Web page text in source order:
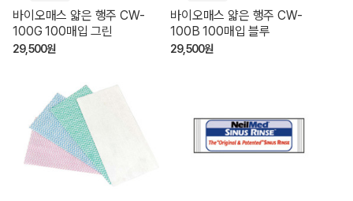
바이오매스 얇은 행주 CW-
100G 100매입 그린
29,500원
바이오매스 얇은 행주 CW-
100B 100매입 블루
29,500원